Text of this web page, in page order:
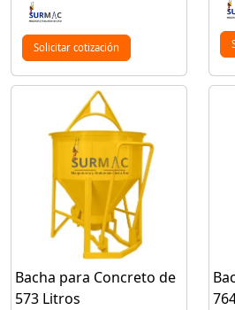
Solicitar cotización
Bacha para Concreto de
573 Litros